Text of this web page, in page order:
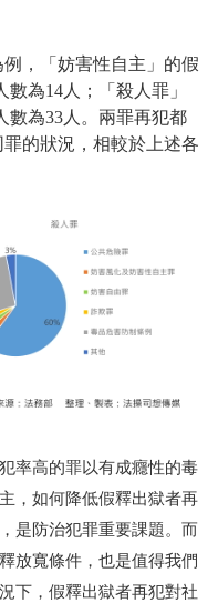
，「妨害性自主」的假
為14人；「殺人罪」
數為33人。兩罪再犯都
的狀況，相較於上述各
率高的罪以有成癮性的毒
，如何降低假釋出獄者再
是防治犯罪重要課題。而
放寬條件，也是值得我們
下，假釋出獄者再犯對社